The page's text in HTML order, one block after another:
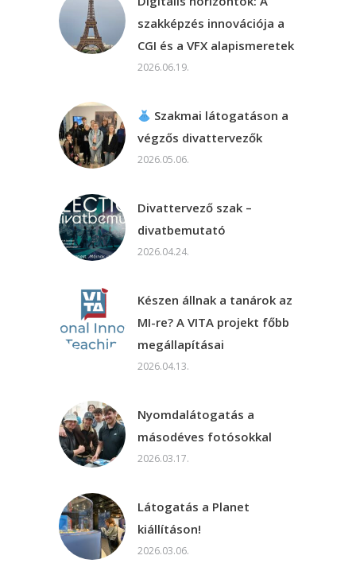
szakképzés innovációja a
CGI és a VFX alapismeretek
2026.06.19.
Szakmai látogatáson a
végzős divattervezők
2026.05.06.
Divattervező szak –
divatbemutató
2026.04.24.
Készen állnak a tanárok az
MI-re? A VITA projekt főbb
megállapításai
2026.04.13.
Nyomdalátogatás a
másodéves fotósokkal
2026.03.17.
Látogatás a Planet
kiállításon!
2026.03.06.